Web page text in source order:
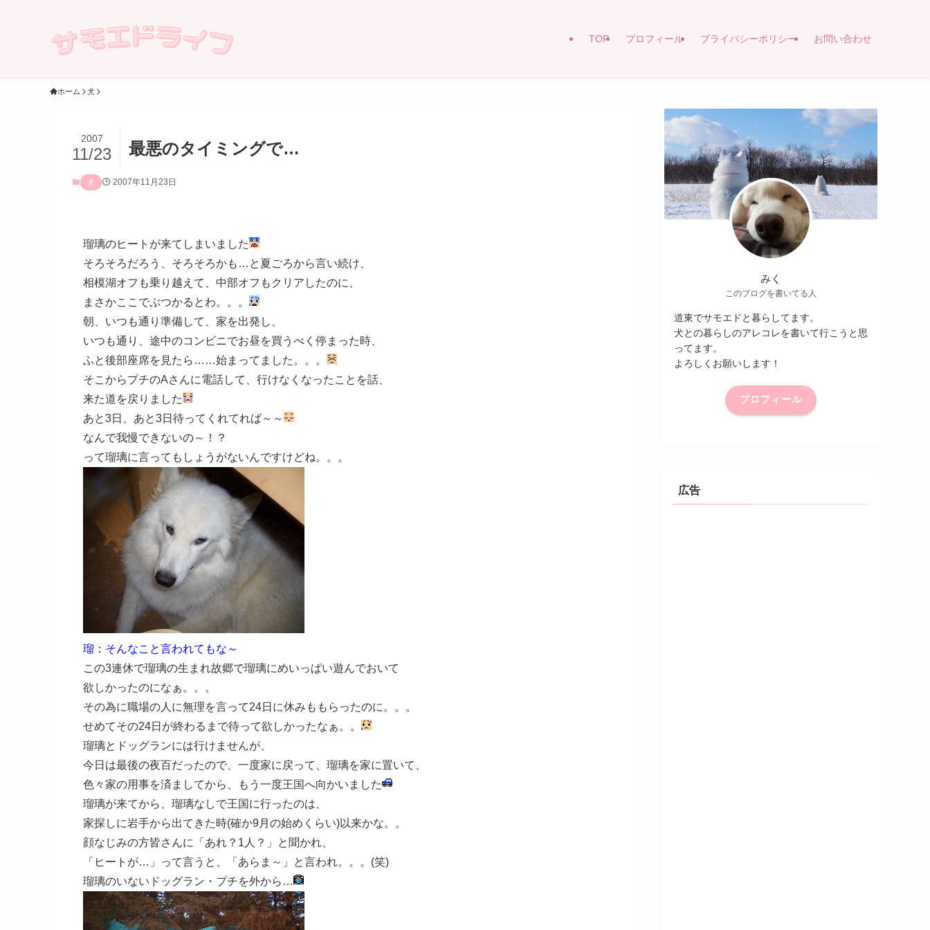
TOP プロフィール プライバシーポリシー お問い合わせ
ホーム 犬
最悪のタイミングで…
2007
11/23
犬 2007年11月23日
瑠璃のヒートが来てしまいました
そろそろだろう、そろそろかも…と夏ごろから言い続け、
相模湖オフも乗り越えて、中部オフもクリアしたのに、
まさかここでぶつかるとわ。。。
朝、いつも通り準備して、家を出発し、
いつも通り、途中のコンビニでお昼を買うべく停まった時、
ふと後部座席を見たら……始まってました。。。
そこからプチのAさんに電話して、行けなくなったことを話、
来た道を戻りました
あと3日、あと3日待ってくれてれば～～
なんで我慢できないの～！？
って瑠璃に言ってもしょうがないんですけどね。。。
瑠：そんなこと言われてもな～
この3連休で瑠璃の生まれ故郷で瑠璃にめいっぱい遊んでおいて
欲しかったのになぁ。。。
その為に職場の人に無理を言って24日に休みももらったのに。。。
せめてその24日が終わるまで待って欲しかったなぁ。。
瑠璃とドッグランには行けませんが、
今日は最後の夜百だったので、一度家に戻って、瑠璃を家に置いて、
色々家の用事を済ましてから、もう一度王国へ向かいました
瑠璃が来てから、瑠璃なしで王国に行ったのは、
家探しに岩手から出てきた時(確か9月の始めくらい)以来かな。。
顔なじみの方皆さんに「あれ？1人？」と聞かれ、
「ヒートが…」って言うと、「あらま～」と言われ。。。(笑)
瑠璃のいないドッグラン・プチを外から…
みく
このブログを書いてる人
道東でサモエドと暮らしてます。
犬との暮らしのアレコレを書いて行こうと思
ってます。
よろしくお願いします！
プロフィール
広告